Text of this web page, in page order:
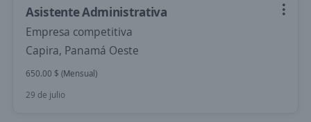
Asistente Administrativa
Empresa competitiva
Capira, Panamá Oeste
650.00 $ (Mensual)
29 de julio